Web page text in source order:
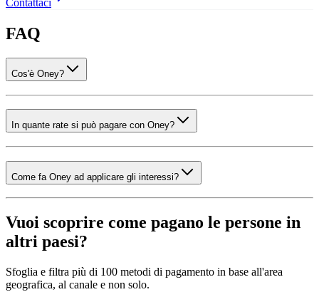
Contattaci
FAQ
Cos'è Oney?
In quante rate si può pagare con Oney?
Come fa Oney ad applicare gli interessi?
Vuoi scoprire come pagano le persone in
altri paesi?
Sfoglia e filtra più di 100 metodi di pagamento in base all'area
geografica, al canale e non solo.